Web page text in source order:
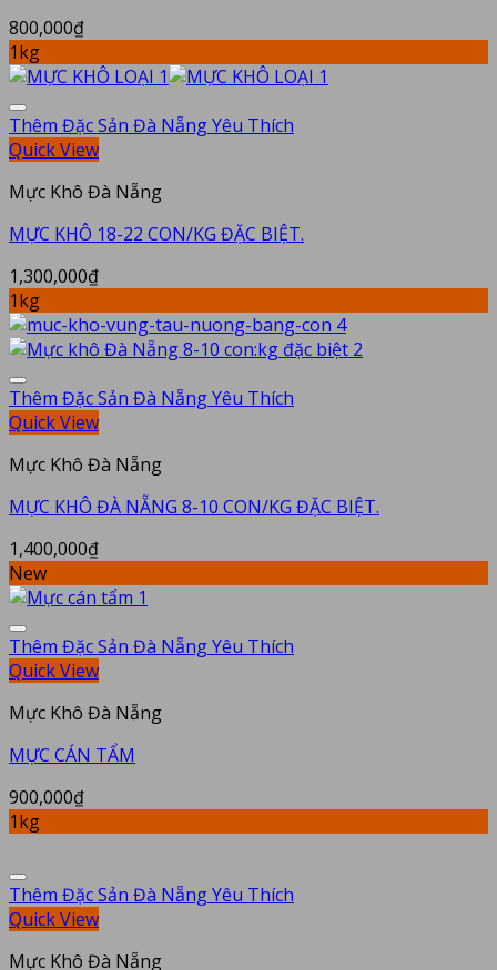
800,000₫
1kg
Thêm Đặc Sản Đà Nẵng Yêu Thích
Quick View
Mực Khô Đà Nẵng
MỰC KHÔ 18-22 CON/KG ĐẶC BIỆT.
1,300,000₫
1kg
Thêm Đặc Sản Đà Nẵng Yêu Thích
Quick View
Mực Khô Đà Nẵng
MỰC KHÔ ĐÀ NẴNG 8-10 CON/KG ĐẶC BIỆT.
1,400,000₫
New
Thêm Đặc Sản Đà Nẵng Yêu Thích
Quick View
Mực Khô Đà Nẵng
MỰC CÁN TẨM
900,000₫
1kg
Thêm Đặc Sản Đà Nẵng Yêu Thích
Quick View
Mực Khô Đà Nẵng